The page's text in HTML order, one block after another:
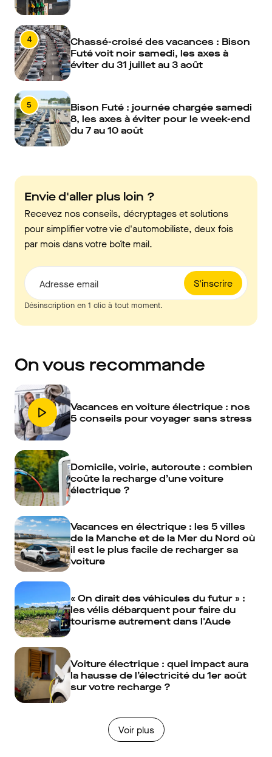
4
Chassé-croisé des vacances : Bison
Futé voit noir samedi, les axes à
éviter du 31 juillet au 3 août
5
Bison Futé : journée chargée samedi
8, les axes à éviter pour le week-end
du 7 au 10 août
Envie d'aller plus loin ?
Recevez nos conseils, décryptages et solutions
pour simplifier votre vie d'automobiliste, deux fois
par mois dans votre boîte mail.
S'inscrire
Adresse email
Désinscription en 1 clic à tout moment.
On vous recommande
Vacances en voiture électrique : nos
5 conseils pour voyager sans stress
Domicile, voirie, autoroute : combien
coûte la recharge d’une voiture
électrique ?
Vacances en électrique : les 5 villes
de la Manche et de la Mer du Nord où
il est le plus facile de recharger sa
voiture
« On dirait des véhicules du futur » :
les vélis débarquent pour faire du
tourisme autrement dans l'Aude
Voiture électrique : quel impact aura
la hausse de l’électricité du 1er août
sur votre recharge ?
Voir plus